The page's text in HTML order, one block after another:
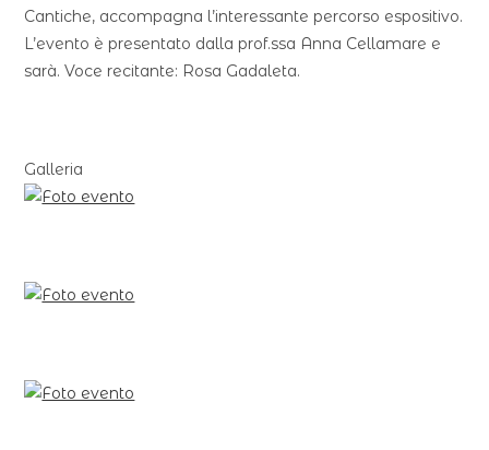
Cantiche, accompagna l’interessante percorso espositivo.
L’evento è presentato dalla prof.ssa Anna Cellamare e
sarà. Voce recitante: Rosa Gadaleta.
Galleria